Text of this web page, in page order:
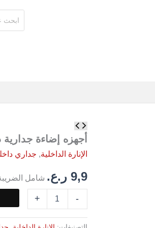
عن:
أجهزه إضاءة
الإنارة الداخلية, جداري
9,9 ر.ع. شامل
-
كمية
أجهزه
إضاءة
جدارية
+